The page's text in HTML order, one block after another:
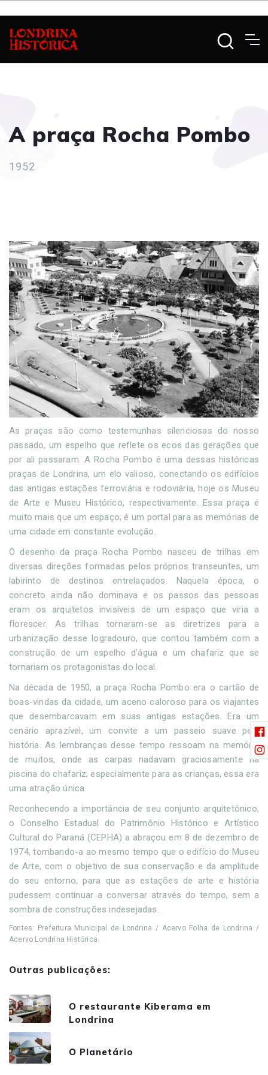
A praça Rocha Pombo
1952
As praças são como testemunhas silenciosas do nosso
passado, um espelho que reflete os ecos das gerações que
por ali passaram. A Rocha Pombo é uma dessas históricas
praças de Londrina, um elo valioso, conectando os edifícios
das antigas estações ferroviária e rodoviária, hoje os Museu
de Arte e Museu Histórico, respectivamente. Essa praça é
muito mais que um espaço; é um portal para as memórias de
uma cidade em constante evolução.
O desenho da praça Rocha Pombo nasceu de trilhas em
diversas direções formadas pelos próprios transeuntes, um
labirinto de destinos entrelaçados. Naquela época, o
concreto ainda não dominava e os passos das pessoas
eram os arquitetos invisíveis de um espaço que viria a
florescer. As trilhas tornaram-se as diretrizes para a
urbanização desse logradouro, que contou também com a
construção de um espelho d'água e um chafariz que se
tornariam os protagonistas do local.
Na década de 1950, a praça Rocha Pombo era o cartão de
boas-vindas da cidade, um aceno caloroso para os viajantes
que desembarcavam em suas antigas estações. Era um
cenário aprazível, um convite a um passeio suave pela
história. As lembranças desse tempo ressoam na memória
de muitos, onde as carpas nadavam graciosamente na
piscina do chafariz; especialmente para as crianças, essa era
uma atração única.
Reconhecendo a importância de seu conjunto arquitetônico,
o Conselho Estadual do Patrimônio Histórico e Artístico
Cultural do Paraná (CEPHA) a abraçou em 8 de dezembro de
1974, tombando-a ao mesmo tempo que o edifício do Museu
de Arte, com o objetivo de sua conservação e da amplitude
do seu entorno, para que as estações de arte e história
pudessem continuar a conversar através do tempo, sem a
sombra de construções indesejadas.
Fontes: Prefeitura Municipal de Londrina / Acervo Folha de Londrina /
Acervo Londrina Histórica.
Outras publicações:
O restaurante Kiberama em
Londrina
O Planetário